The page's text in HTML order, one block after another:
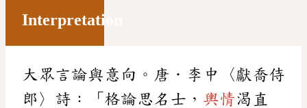
Interpretation
大眾言論與意向。唐．李中〈獻喬侍
郎〉詩：「格論思名士， 輿情渴直